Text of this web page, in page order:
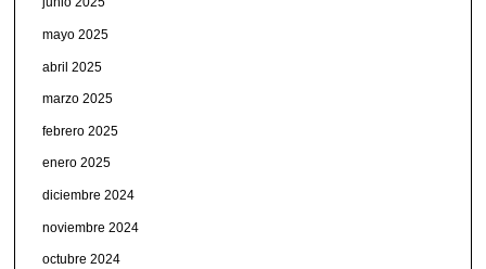
mayo 2025
abril 2025
marzo 2025
febrero 2025
enero 2025
diciembre 2024
noviembre 2024
octubre 2024